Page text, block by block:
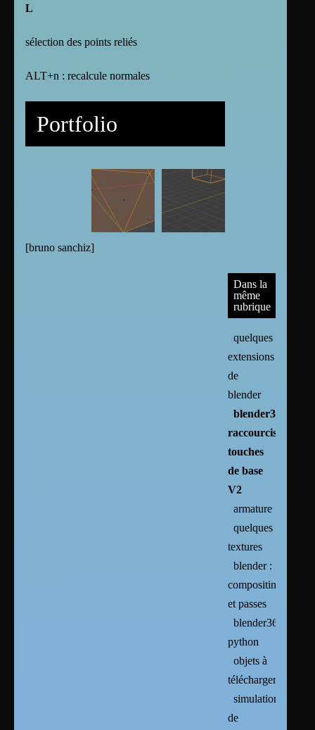
L
sélection des points reliés
ALT+n : recalcule normales
Portfolio
[bruno sanchiz]
Dans la
même
rubrique
quelques
extensions
de
blender
blender3
raccourcis
touches
de base
V2
armature
quelques
textures
blender :
compositing
et passes
blender365
python
objets à
télécharger
simulation
de